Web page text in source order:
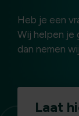
Heb je een
Wij helpen je
dan nemen
Laat